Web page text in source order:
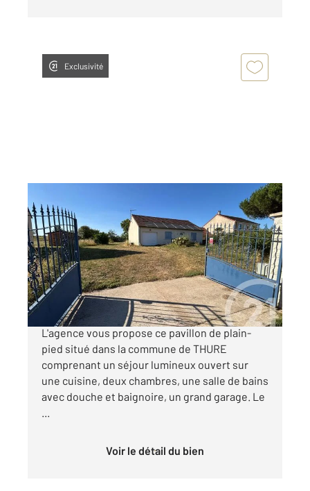
Exclusivité
THURE 86
61,09 m
, 3 pièces
Ref : 11603
Maison à vendre
134 500 €
EXCLUSIVITE CENTURY 21 CHATELLERAULT
L'agence vous propose ce pavillon de plain-
pied situé dans la commune de THURE
comprenant un séjour lumineux ouvert sur
une cuisine, deux chambres, une salle de bains
avec douche et baignoire, un grand garage. Le
...
Voir le détail du bien